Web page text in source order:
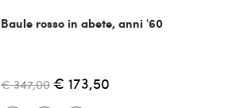
Baule rosso in abete, anni '60
€ 347,00 € 173,50